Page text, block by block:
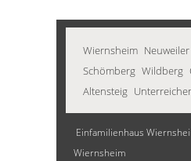
Wiernsheim Neuweiler
Schömberg Wildberg
Altensteig
Einfamilienhaus
Wiernsheim